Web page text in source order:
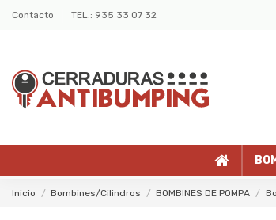
Contacto TEL.: 935 33 07 32
Inicio Bombines/Cilindros BOMBINES DE POMPA